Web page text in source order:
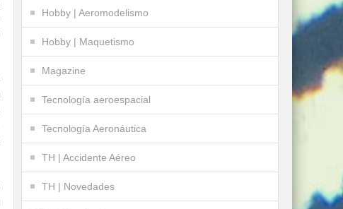
Hobby | Aeromodelismo
Hobby | Maquetismo
Magazine
Tecnología aeroespacial
Tecnología Aeronáutica
TH | Accidente Aéreo
TH | Novedades